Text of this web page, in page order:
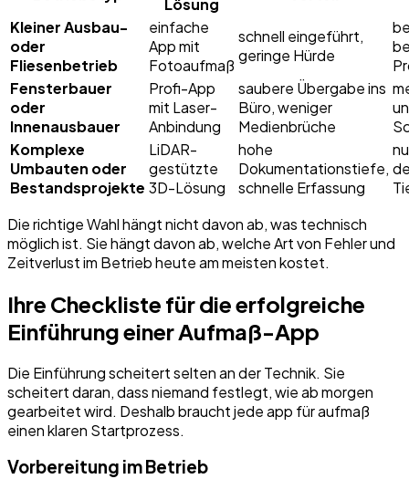
Lösung
Kleiner Ausbau-
oder
Fliesenbetrieb
einfache
App mit
Fotoaufmaß
schnell eingeführt,
geringe Hürde
Fensterbauer
oder
Innenausbauer
Profi-App
mit Laser-
Anbindung
saubere Übergabe ins
Büro, weniger
Medienbrüche
Komplexe
Umbauten oder
Bestandsprojekte
LiDAR-
gestützte
3D-Lösung
hohe
Dokumentationstiefe,
schnelle Erfassung
Die richtige Wahl hängt nicht davon ab, was technisch
möglich ist. Sie hängt davon ab, welche Art von Fehler und
Zeitverlust im Betrieb heute am meisten kostet.
Ihre Checkliste für die erfolgreiche
Einführung einer Aufmaß-App
Die Einführung scheitert selten an der Technik. Sie
scheitert daran, dass niemand festlegt, wie ab morgen
gearbeitet wird. Deshalb braucht jede app für aufmaß
einen klaren Startprozess.
Vorbereitung im Betrieb